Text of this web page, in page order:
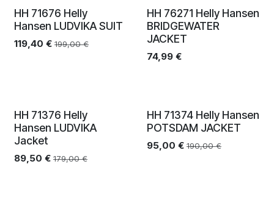
Auslaufmodell
HH 71676 Helly
Hansen LUDVIKA SUIT
119,40 € 199,00€ Auslaufmodell
HH 76271 Helly Hansen
BRIDGEWATER
JACKET
74,99€
Auslaufmodell
HH 71376 Helly
Hansen LUDVIKA
Jacket
89,50 € 179,00€
Auslaufmodell
HH 71374 Helly Hansen
POTSDAM JACKET
95,00 € 190,00€